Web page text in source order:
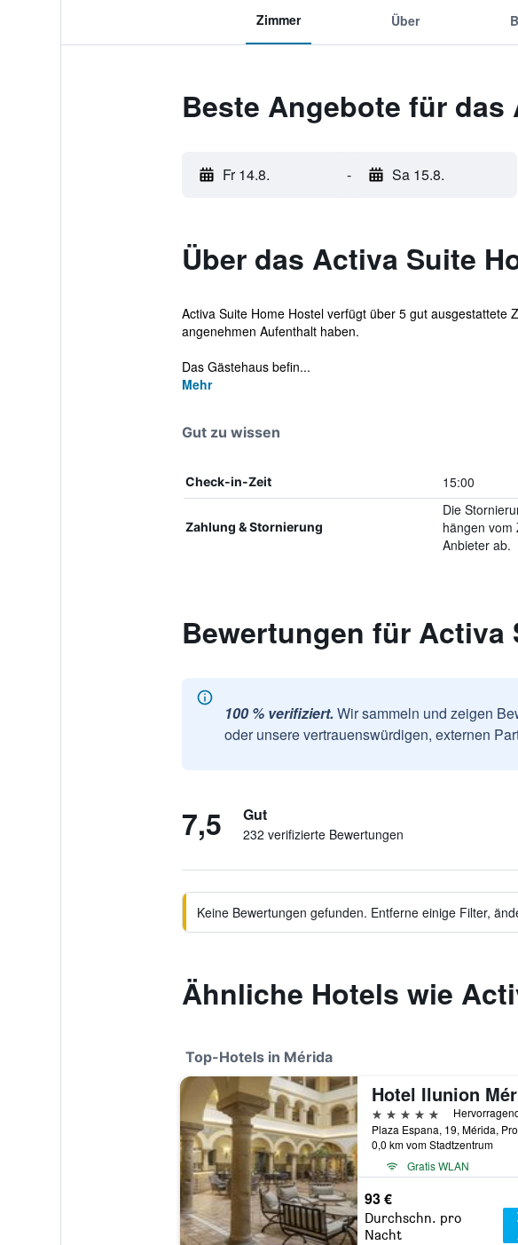
Zimmer Über
Beste Angebote für das
Fr 14.8. - Sa 15.8.
Über das Activa Suite
Activa Suite Home Hostel verfügt über 5 gut ausgestattete
angenehmen Aufenthalt haben.
Das Gästehaus befin...
Mehr
Gut zu wissen
Check-in-Zeit 15:00
Zahlung & Stornierung
Die
hängen vom
Anbieter ab.
Bewertungen für Activa
100 % verifiziert. Wir sammeln und zeigen
oder unsere vertrauenswürdigen, externen
7,5 Gut
232 verifizierte Bewertungen
Keine Bewertungen gefunden. Entferne einige Filter,
Ähnliche Hotels wie
Top-Hotels in Mérida
5 Sterne
0,0 km vom Stadtzentrum
Gratis WLAN
93 €
Durchschn. pro
Nacht